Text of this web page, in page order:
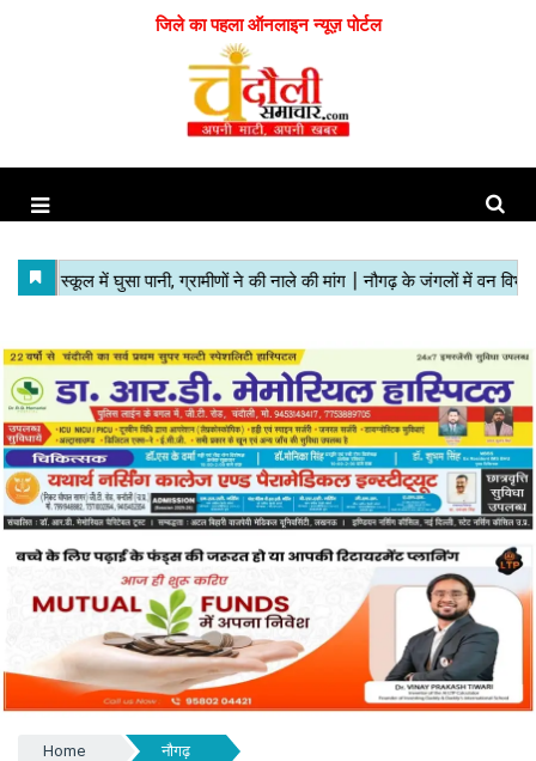
जिले का पहला ऑनलाइन न्यूज़ पोर्टल
Home नौगढ़